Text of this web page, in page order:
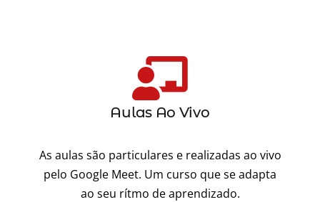
Aulas Ao Vivo
As aulas são particulares e realizadas ao vivo
pelo Google Meet. Um curso que se adapta
ao seu rítmo de aprendizado.